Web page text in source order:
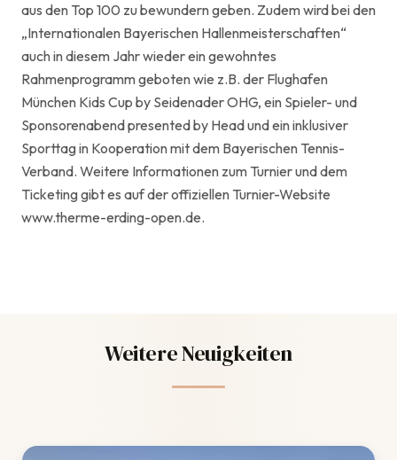
aus den Top 100 zu bewundern geben. Zudem wird bei den
„Internationalen Bayerischen Hallenmeisterschaften“
auch in diesem Jahr wieder ein gewohntes
Rahmenprogramm geboten wie z.B. der Flughafen
München Kids Cup by Seidenader OHG, ein Spieler- und
Sponsorenabend presented by Head und ein inklusiver
Sporttag in Kooperation mit dem Bayerischen Tennis-
Verband. Weitere Informationen zum Turnier und dem
Ticketing gibt es auf der offiziellen Turnier-Website
www.therme-erding-open.de.
Weitere Neuigkeiten